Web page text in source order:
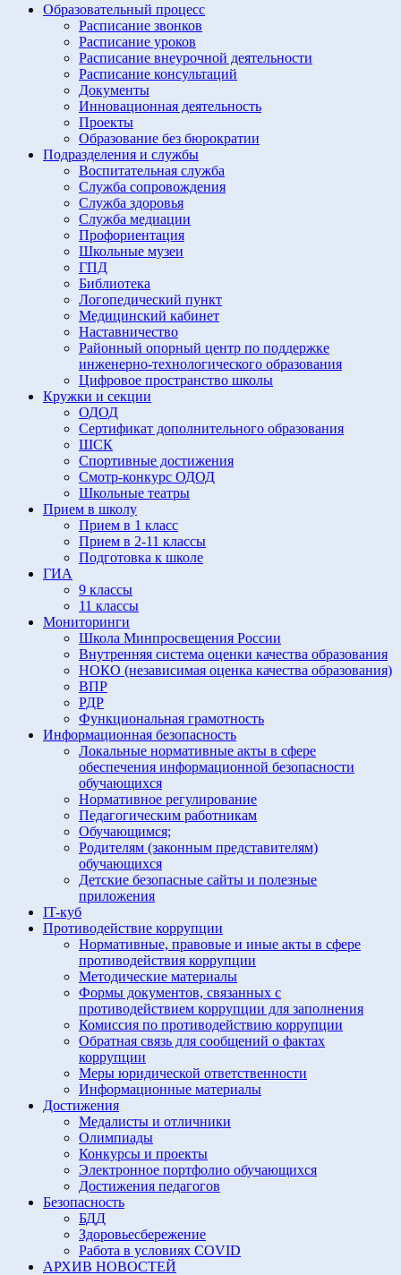
Образовательный процесс
Расписание звонков
Расписание уроков
Расписание внеурочной деятельности
Расписание консультаций
Документы
Инновационная деятельность
Проекты
Образование без бюрократии
Подразделения и службы
Воспитательная служба
Служба сопровождения
Служба здоровья
Служба медиации
Профориентация
Школьные музеи
ГПД
Библиотека
Логопедический пункт
Медицинский кабинет
Наставничество
Районный опорный центр по поддержке
инженерно-технологического образования
Цифровое пространство школы
Кружки и секции
ОДОД
Сертификат дополнительного образования
ШСК
Спортивные достижения
Смотр-конкурс ОДОД
Школьные театры
Прием в школу
Прием в 1 класс
Прием в 2-11 классы
Подготовка к школе
ГИА
9 классы
11 классы
Мониторинги
Школа Минпросвещения России
Внутренняя система оценки качества образования
НОКО (независимая оценка качества образования)
ВПР
РДР
Функциональная грамотность
Информационная безопасность
Локальные нормативные акты в сфере
обеспечения информационной безопасности
обучающихся
Нормативное регулирование
Педагогическим работникам
Обучающимся;
Родителям (законным представителям)
обучающихся
Детские безопасные сайты и полезные
приложения
IT-куб
Противодействие коррупции
Нормативные, правовые и иные акты в сфере
противодействия коррупции
Методические материалы
Формы документов, связанных с
противодействием коррупции для заполнения
Комиссия по противодействию коррупции
Обратная связь для сообщений о фактах
коррупции
Меры юридической ответственности
Информационные материалы
Достижения
Медалисты и отличники
Олимпиады
Конкурсы и проекты
Электронное портфолио обучающихся
Достижения педагогов
Безопасность
БДД
Здоровьесбережение
Работа в условиях COVID
АРХИВ НОВОСТЕЙ